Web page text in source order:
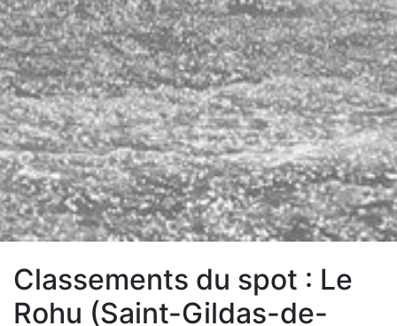
Classements du spot : Le
Rohu (Saint-Gildas-de-